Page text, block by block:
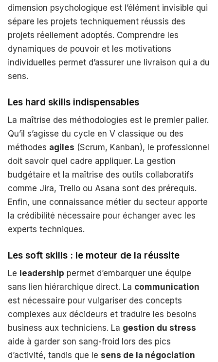
dimension psychologique est l’élément invisible qui
sépare les projets techniquement réussis des
projets réellement adoptés. Comprendre les
dynamiques de pouvoir et les motivations
individuelles permet d’assurer une livraison qui a du
sens.
Les hard skills indispensables
La maîtrise des méthodologies est le premier palier.
Qu’il s’agisse du cycle en V classique ou des
méthodes agiles (Scrum, Kanban), le professionnel
doit savoir quel cadre appliquer. La gestion
budgétaire et la maîtrise des outils collaboratifs
comme Jira, Trello ou Asana sont des prérequis.
Enfin, une connaissance métier du secteur apporte
la crédibilité nécessaire pour échanger avec les
experts techniques.
Les soft skills : le moteur de la réussite
Le leadership permet d’embarquer une équipe
sans lien hiérarchique direct. La communication
est nécessaire pour vulgariser des concepts
complexes aux décideurs et traduire les besoins
business aux techniciens. La gestion du stress
aide à garder son sang-froid lors des pics
d’activité, tandis que le sens de la négociation